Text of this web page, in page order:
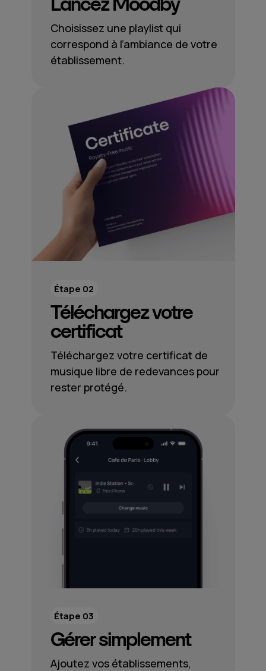
Choisissez une playlist qui
correspond à l’ambiance de votre
établissement.
Téléchargez votre
certificat
Téléchargez votre certificat de
musique libre de redevances pour
rester protégé.
Étape 02
Gérer simplement
Ajoutez vos établissements,
Étape 03